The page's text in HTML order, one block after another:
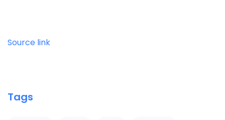
Source link
Tags